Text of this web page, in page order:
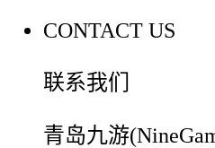
CONTACT US
联系我们
青岛九游